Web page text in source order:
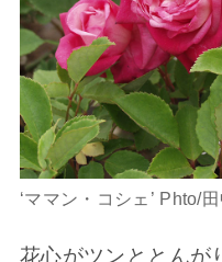
‘ママン・コシェ’ Phto/
花心がツンととんが